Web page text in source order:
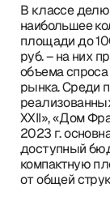
В классе
наибольшее
площади до
руб. – на них
объема спроса
рынка. Среди
XXII», «Дом
2023 г.
доступный
компактную
от общей